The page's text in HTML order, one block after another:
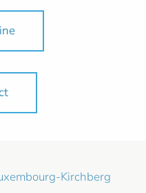
Kirchberg